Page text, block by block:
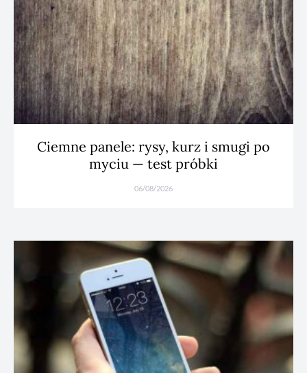
Ciemne panele: rysy, kurz i smugi po
myciu — test próbki
06/08/2026